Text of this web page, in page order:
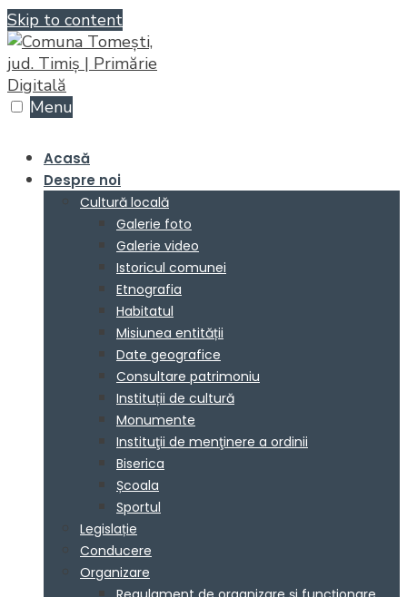
Skip to content
Menu
Acasă
Despre noi
Cultură locală
Galerie foto
Galerie video
Istoricul comunei
Etnografia
Habitatul
Misiunea entității
Date geografice
Consultare patrimoniu
Instituții de cultură
Monumente
Instituţii de menţinere a ordinii
Biserica
Școala
Sportul
Legislație
Conducere
Organizare